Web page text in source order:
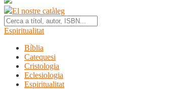
El nostre catàleg
Espiritualitat
Bíblia
Catequesi
Cristologia
Eclesiologia
Espiritualitat